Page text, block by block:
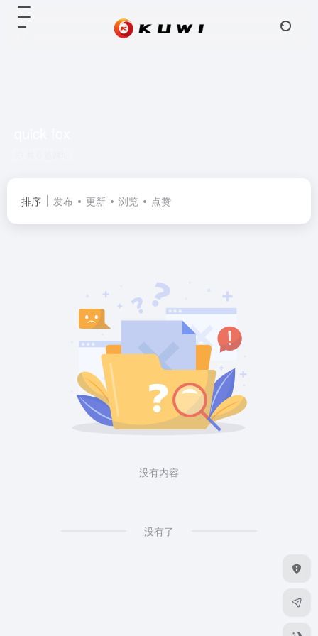
排序 发布 更新 浏览 点赞
没有内容
没有了